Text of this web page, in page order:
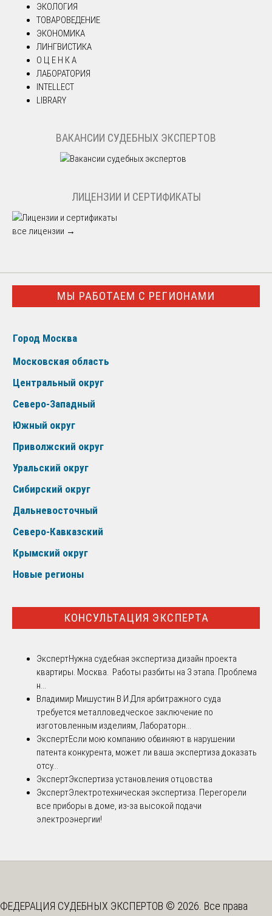
ЭКОЛОГИЯ
ТОВАРОВЕДЕНИЕ
ЭКОНОМИКА
ЛИНГВИСТИКА
О Ц Е Н К А
ЛАБОРАТОРИЯ
INTELLECT
LIBRARY
ВАКАНСИИ СУДЕБНЫХ ЭКСПЕРТОВ
ЛИЦЕНЗИИ И СЕРТИФИКАТЫ
все лицензии →
МЫ РАБОТАЕМ С РЕГИОНАМИ
Город Москва
Московская область
Центральный округ
Северо-Западный
Южный округ
Приволжский округ
Уральский округ
Сибирский округ
Дальневосточный
Северо-Кавказский
Крымский округ
Новые регионы
КОНСУЛЬТАЦИЯ ЭКСПЕРТА
ЭкспертНужна судебная экспертиза дизайн проекта
квартиры. Москва. Работы разбиты на 3 этапа. Проблема
н...
Владимир Мишустин В.И.Для арбитражного суда
требуется металловедческое заключение по
изготовленным изделиям, Лабораторн...
ЭкспертЕсли мою компанию обвиняют в нарушении
патента конкурента, может ли ваша экспертиза доказать
отсу...
ЭкспертЭкспертиза установления отцовства
ЭкспертЭлектротехническая экспертиза. Перегорели
все приборы в доме, из-за высокой подачи
электроэнергии!
ФЕДЕРАЦИЯ СУДЕБНЫХ ЭКСПЕРТОВ © 2026. Все права